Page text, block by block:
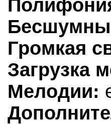
Громкая
Загрузка
Мелодии: